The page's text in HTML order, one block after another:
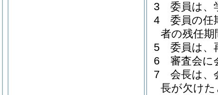
3
委員は、
4
委員の任
者の残任
5
委員は、
6
審査会に
7
会長は、
長が欠け